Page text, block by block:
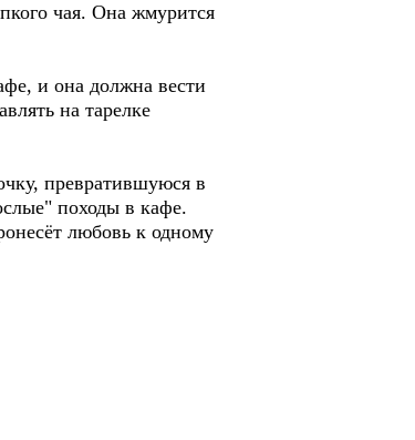
чая. Она жмурится
и она должна вести
на тарелке
превратившуюся в
походы в кафе.
любовь к одному